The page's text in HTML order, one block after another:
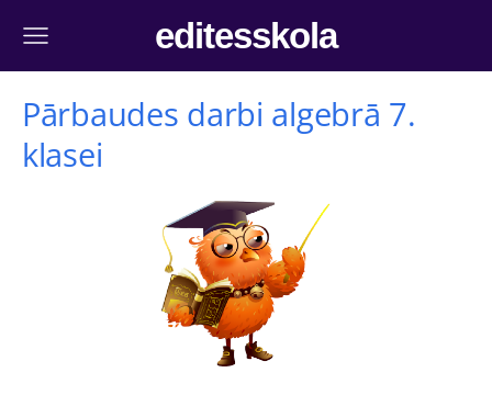
editesskola
Pārbaudes darbi algebrā 7.
klasei